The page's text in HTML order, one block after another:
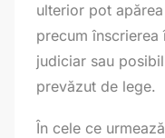
ulterior pot
precum înscrierea
judiciar sau
prevăzut de lege.
În cele ce